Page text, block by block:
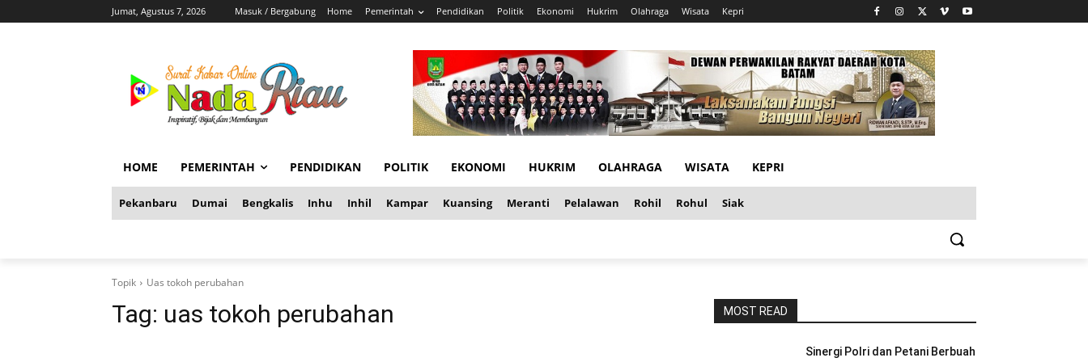
Jumat, Agustus 7, 2026 Masuk / Bergabung Home Pemerintah Pendidikan Politik Ekonomi Hukrim Olahraga Wisata Kepri
HOME PEMERINTAH PENDIDIKAN POLITIK EKONOMI HUKRIM OLAHRAGA WISATA KEPRI
Pekanbaru Dumai Bengkalis Inhu Inhil Kampar Kuansing Meranti Pelalawan Rohil Rohul Siak
Topik Uas tokoh perubahan
Tag: uas tokoh perubahan MOST READ
Sinergi Polri dan Petani Berbuah